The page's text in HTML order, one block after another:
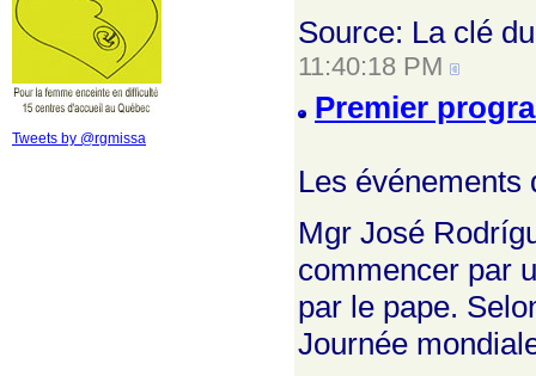
Tweets by @rgmissa
Source: La clé
11:40:18 PM
Premier
Les événements
Mgr José
commencer par
par le pape.
Journée